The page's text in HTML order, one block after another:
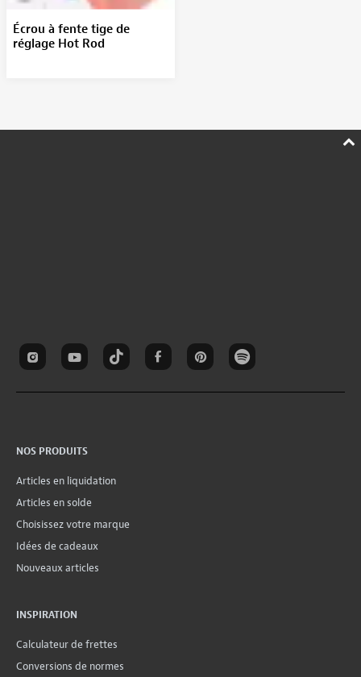
Écrou à fente tige de
réglage Hot Rod
NOS PRODUITS
Articles en liquidation
Articles en solde
Choisissez votre marque
Idées de cadeaux
Nouveaux articles
INSPIRATION
Calculateur de frettes
Conversions de normes